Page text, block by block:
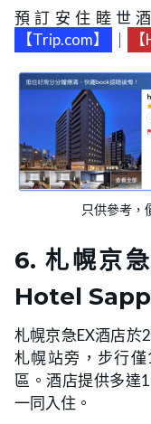
預訂安住睦世
【Trip.com】
只供參考，
6. 札幌京
Hotel
札幌京急EX酒店於
札幌站旁，步行
區。酒店提供多達
一同入住。